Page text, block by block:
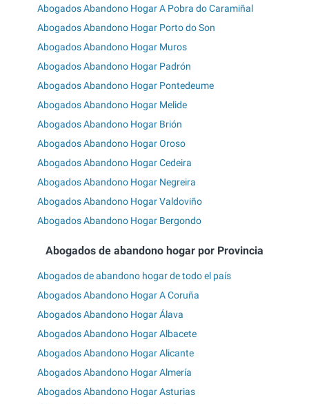
Abogados Abandono Hogar A Pobra do Caramiñal
Abogados Abandono Hogar Porto do Son
Abogados Abandono Hogar Muros
Abogados Abandono Hogar Padrón
Abogados Abandono Hogar Pontedeume
Abogados Abandono Hogar Melide
Abogados Abandono Hogar Brión
Abogados Abandono Hogar Oroso
Abogados Abandono Hogar Cedeira
Abogados Abandono Hogar Negreira
Abogados Abandono Hogar Valdoviño
Abogados Abandono Hogar Bergondo
Abogados de abandono hogar por Provincia
Abogados de abandono hogar de todo el país
Abogados Abandono Hogar A Coruña
Abogados Abandono Hogar Álava
Abogados Abandono Hogar Albacete
Abogados Abandono Hogar Alicante
Abogados Abandono Hogar Almería
Abogados Abandono Hogar Asturias